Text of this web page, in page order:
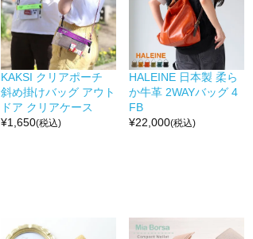
KAKSI クリアポーチ
斜め掛けバッグ アウト
ドア クリアケース
¥1,650(税込)
HALEINE 日本製 柔ら
か牛革 2WAYバッグ 4
FB
¥22,000(税込)